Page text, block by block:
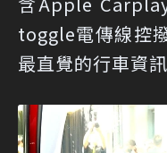
toggle電傳線控
最直覺的行車資